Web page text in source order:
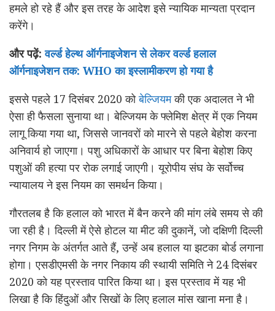
हमले हो रहे हैं और इस तरह के आदेश इसे न्यायिक मान्यता प्रदान
करेंगे।
और पढ़ें:वर्ल्ड हेल्थ ऑर्गनाइजेशन से लेकर वर्ल्ड हलाल
ऑर्गनाइजेशन तक: WHO का इस्लामीकरण हो गया है
इससे पहले 17 दिसंबर 2020 कोबेल्जियमकी एक अदालत ने भी
ऐसा ही फैसला सुनाया था। बेल्जियम के फ्लेमिश क्षेत्र में एक नियम
लागू किया गया था, जिससे जानवरों को मारने से पहले बेहोश करना
अनिवार्य हो जाएगा। पशु अधिकारों के आधार पर बिना बेहोश किए
पशुओं की हत्या पर रोक लगाई जाएगी। यूरोपीय संघ के सर्वोच्च
न्यायालय ने इस नियम का समर्थन किया।
गौरतलब है कि हलाल को भारत में बैन करने की मांग लंबे समय से की
जा रही है। दिल्ली में ऐसे होटल या मीट की दुकानें, जो दक्षिणी दिल्ली
नगर निगम के अंतर्गत आते हैं, उन्हें अब हलाल या झटका बोर्ड लगाना
होगा। एसडीएमसी के नगर निकाय की स्थायी समिति ने 24 दिसंबर
2020 को यह प्रस्ताव पारित किया था। इस प्रस्ताव में यह भी
लिखा है कि हिंदुओं और सिखों के लिए हलाल मांस खाना मना है।